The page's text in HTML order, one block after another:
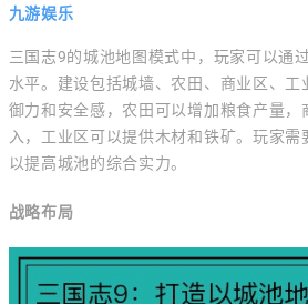
九游娱乐
三国志9的城池地图模式中，玩家可以通
水平。建设包括城墙、农田、商业区、
御力和安全感，农田可以增加粮食产量，
入，工业区可以提供木材和铁矿。玩家需
以提高城池的综合实力。
战略布局